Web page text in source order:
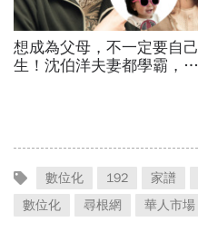
想成為父母，不一定要自己
生！沈伯洋夫妻都學霸，歷
數位化 192 家譜
數位化
尋根網 華人市場